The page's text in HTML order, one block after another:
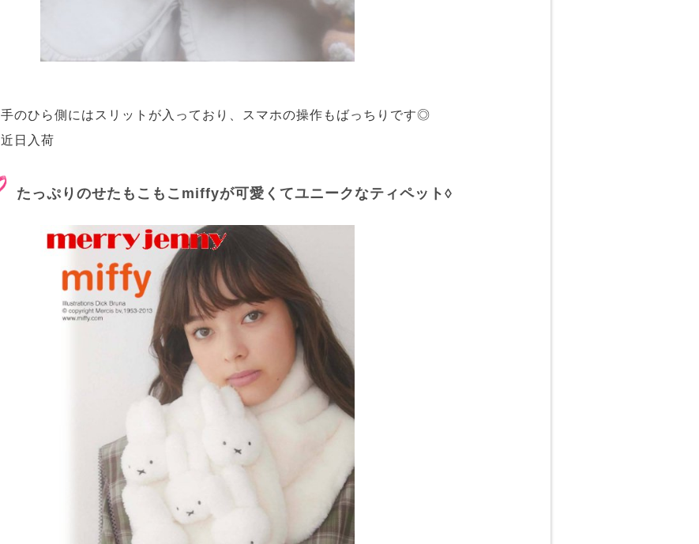
手のひら側にはスリットが入っており、スマホの操作もばっちりです◎
近日入荷
たっぷりのせたもこもこmiffyが可愛くてユニークなティペット◊